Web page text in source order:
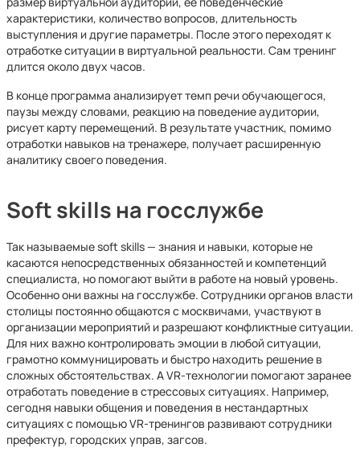
характеристики, количество вопросов, длительность
выступления и другие параметры. После этого переходят к
отработке ситуации в виртуальной реальности. Сам тренинг
длится около двух часов.
В конце программа анализирует темп речи обучающегося,
паузы между словами, реакцию на поведение аудитории,
рисует карту перемещений. В результате участник, помимо
отработки навыков на тренажере, получает расширенную
аналитику своего поведения.
Softskills на госслужбе
Так называемые soft skills — знания и навыки, которые не
касаются непосредственных обязанностей и компетенций
специалиста, но помогают выйти в работе на новый уровень.
Особенно они важны на госслужбе. Сотрудники органов власти
столицы постоянно общаются с москвичами, участвуют в
организации мероприятий и разрешают конфликтные ситуации.
Для них важно контролировать эмоции в любой ситуации,
грамотно коммуницировать и быстро находить решение в
сложных обстоятельствах. А VR-технологии помогают заранее
отработать поведение в стрессовых ситуациях. Например,
сегодня навыки общения и поведения в нестандартных
ситуациях с помощью VR-тренингов развивают сотрудники
префектур, городских управ, загсов.